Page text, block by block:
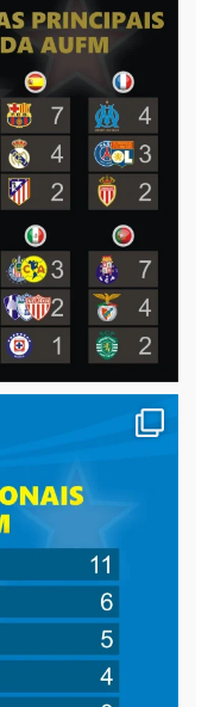
segunda, 8 de
da temporada
da AUFM, com a
nosso Campeonato